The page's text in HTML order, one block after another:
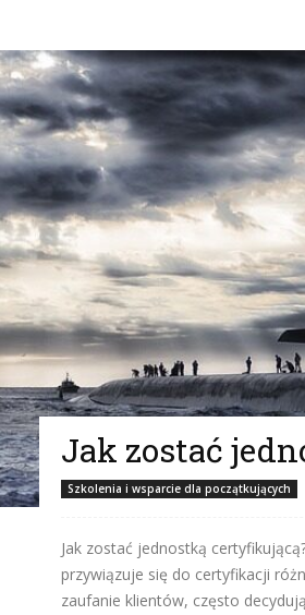
Jak zostać
Szkolenia i wsparcie dla początkujących
Jak zostać jednostką
przywiązuje się do certyfikacji
zaufanie klientów, często